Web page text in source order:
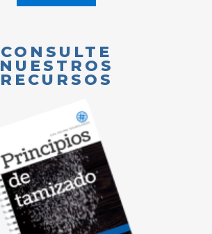
CONSULTE
NUESTROS
RECURSOS